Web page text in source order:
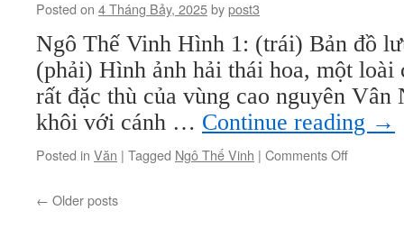
vọng
Duy
tân
Posted on 4 Tháng Bảy, 2025bypost3
Ngô Thế Vinh Hình 1: (trái) Bản đồ
(phải) Hình ảnh hải thái hoa, một loài
rất đặc thù của vùng cao nguyên Vân
khôi với cánh … Continue reading →
Posted in Văn | Tagged Ngô Thế Vinh | Comments Offon
← Older posts